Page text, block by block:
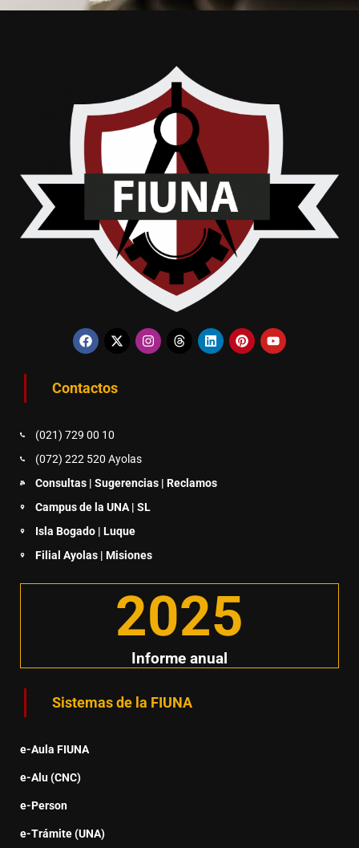
Contactos
(021) 729 00 10
(072) 222 520 Ayolas
Consultas | Sugerencias | Reclamos
Campus de la UNA | SL
Isla Bogado | Luque
Filial Ayolas | Misiones
Informe anual
2025
Sistemas de la FIUNA
e-Aula FIUNA
e-Alu (CNC)
e-Person
e-Trámite (UNA)